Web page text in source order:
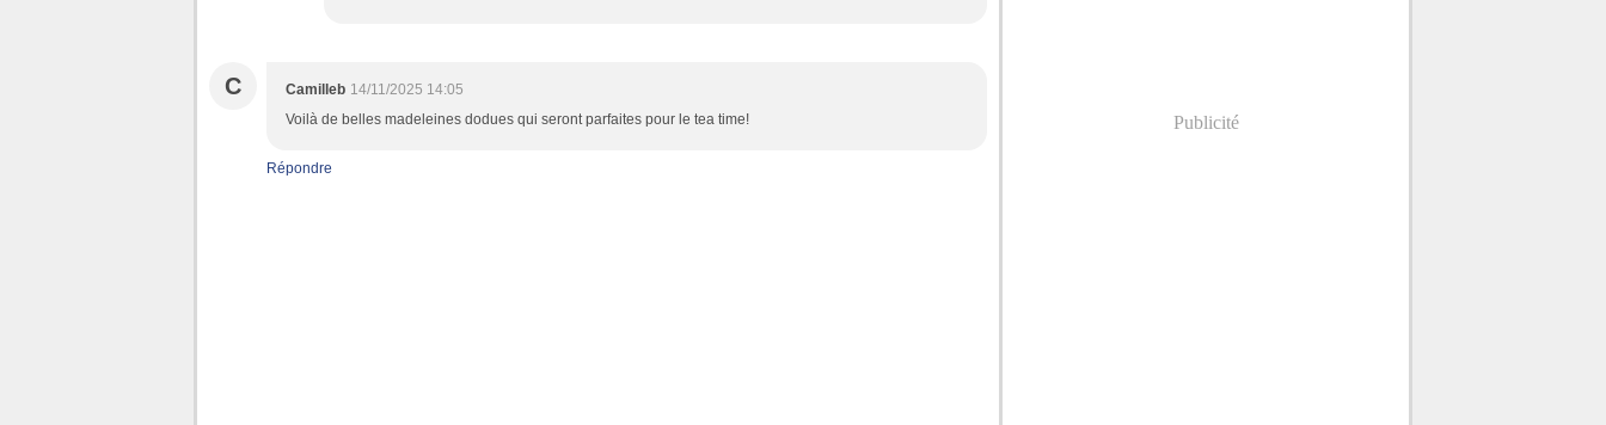
C Camilleb 14/11/2025 14:05
Voilà de belles madeleines dodues qui seront parfaites pour le tea time!
Répondre
Publicité